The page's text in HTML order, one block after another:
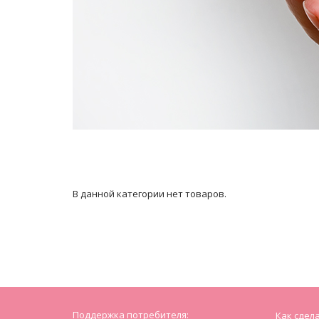
В данной категории нет товаров.
Поддержка потребителя: Как